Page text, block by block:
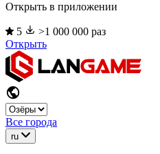
Открыть в приложении
5
>1 000 000 раз
Открыть
Все города
ru